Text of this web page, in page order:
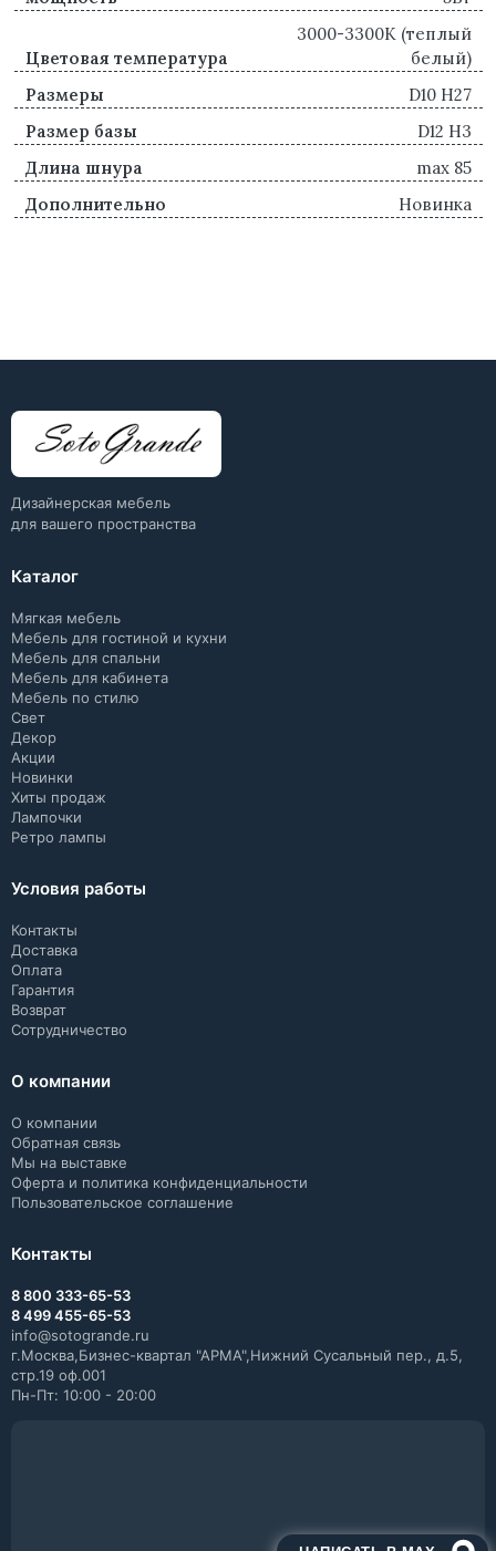
Цветовая температура
3000-3300K (теплый
белый)
Размеры
D10 H27
Размер базы
D12 H3
Длина шнура
max 85
Дополнительно
Новинка
Дизайнерская мебель
для вашего пространства
Каталог
Мягкая мебель
Мебель для гостиной и кухни
Мебель для спальни
Мебель для кабинета
Мебель по стилю
Свет
Декор
Акции
Новинки
Хиты продаж
Лампочки
Ретро лампы
Условия работы
Контакты
Доставка
Оплата
Гарантия
Возврат
Сотрудничество
О компании
О компании
Обратная связь
Мы на выставке
Оферта и политика конфиденциальности
Пользовательское соглашение
Контакты
8 800 333-65-53
8 499 455-65-53
info@sotogrande.ru
г.Москва,Бизнес-квартал "АРМА",Нижний Сусальный пер., д.5,
стр.19 оф.001
Пн-Пт: 10:00 - 20:00